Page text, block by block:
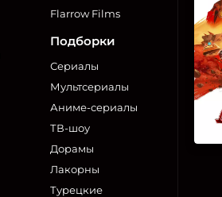
Flarrow Films
Подборки
Сериалы
Мультсериалы
Аниме-сериалы
ТВ-шоу
Дорамы
Лакорны
Турецкие